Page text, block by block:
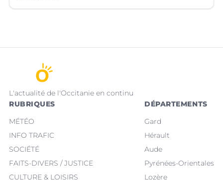
L'actualité de l'Occitanie en continu
RUBRIQUES
MÉTÉO
INFO TRAFIC
SOCIÉTÉ
FAITS-DIVERS / JUSTICE
CULTURE & LOISIRS
DÉPARTEMENTS
Gard
Hérault
Aude
Pyrénées-Orientales
Lozère